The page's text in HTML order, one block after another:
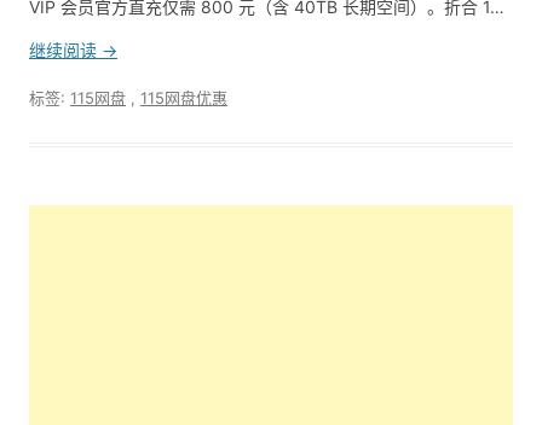
VIP 会员官方直充仅需 800 元（含 40TB 长期空间）。折合 1…
继续阅读 →
标签: 115网盘 115网盘优惠